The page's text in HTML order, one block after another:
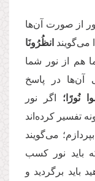
از صورت آن‌ها
می‌گویند انظُرُونَا
هم از نور شما
آن‌ها در پاسخ
نُورًا؛ اگر نور
تفسیر کرده‌اند
می‌گویند
باید نور کسب
باید برگردید و